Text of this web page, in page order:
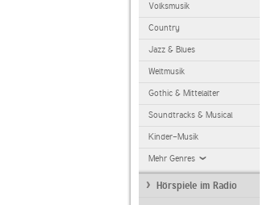
Volksmusik
Country
Jazz & Blues
Weltmusik
Gothic & Mittelalter
Soundtracks & Musical
Kinder-Musik
Mehr Genres
Hörspiele im Radio